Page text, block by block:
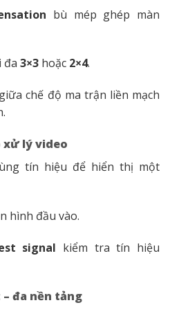
bù mép ghép màn
đa 3×3hoặc 2×4.
chế độ ma trận liền mạch
xử lý video
tín hiệu để hiển thị một
hình đầu vào.
signal kiểm tra tín hiệu
đa nền tảng